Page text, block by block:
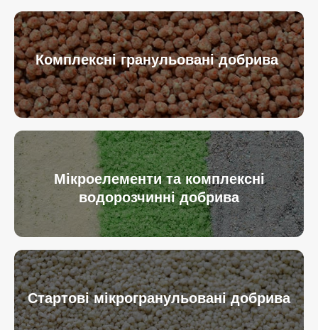
Комплексні гранульовані добрива
Мікроелементи та комплексні
водорозчинні добрива
Стартові мікрогранульовані добрива